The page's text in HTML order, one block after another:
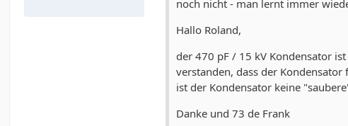
noch nicht - man lernt immer
Hallo Roland,
der 470 pF / 15 kV Kondensator
verstanden, dass der
ist der Kondensator keine
Danke und 73 de Frank